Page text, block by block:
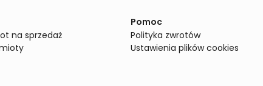
na sprzedaż
Pomoc
Polityka zwrotów
Ustawienia plików cookies